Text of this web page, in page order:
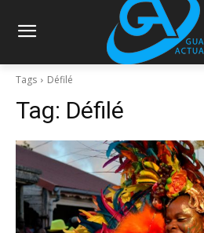
Tags Défilé
Tag: Défilé